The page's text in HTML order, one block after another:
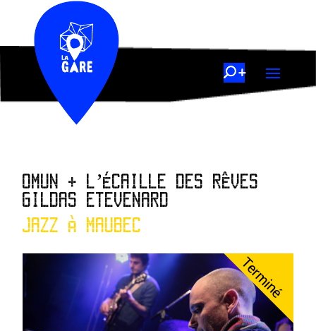
OMUN + L’ÉCAILLE DES RÊVES
GILDAS ETEVENARD
JAZZ À MAUBEC
Terminé